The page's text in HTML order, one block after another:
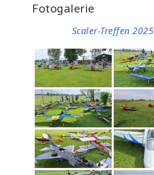
Fotogalerie
Scaler-Treffen 2025